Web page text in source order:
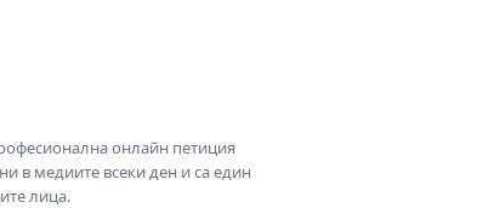
онлайн петиция
в медиите всеки ден и са един
лица.